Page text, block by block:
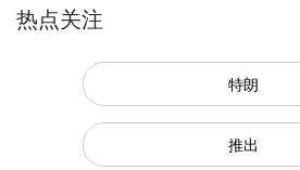
热点关注
特朗
推出